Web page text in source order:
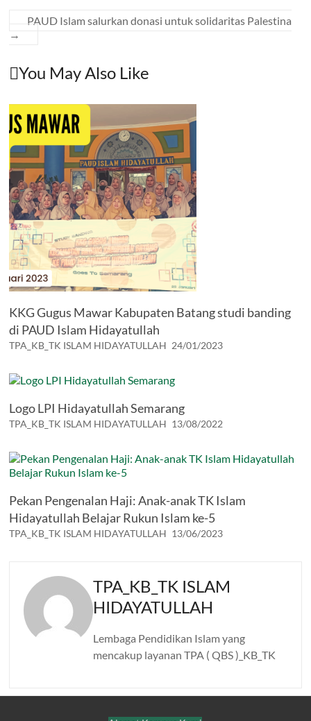
PAUD Islam salurkan donasi untuk solidaritas Palestina
→
You May Also Like
KKG Gugus Mawar Kabupaten Batang studi banding
di PAUD Islam Hidayatullah
TPA_KB_TK ISLAM HIDAYATULLAH 24/01/2023
Logo LPI Hidayatullah Semarang
TPA_KB_TK ISLAM HIDAYATULLAH 13/08/2022
Pekan Pengenalan Haji: Anak-anak TK Islam
Hidayatullah Belajar Rukun Islam ke-5
TPA_KB_TK ISLAM HIDAYATULLAH 13/06/2023
TPA_KB_TK ISLAM
HIDAYATULLAH
Lembaga Pendidikan Islam yang
mencakup layanan TPA ( QBS )_KB_TK